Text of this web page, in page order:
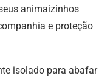
animaizinhos
e proteção
isolado para abafar